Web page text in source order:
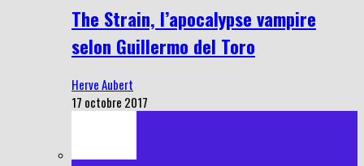
The Strain, l’apocalypse vampire
selon Guillermo del Toro
Herve Aubert
17 octobre 2017